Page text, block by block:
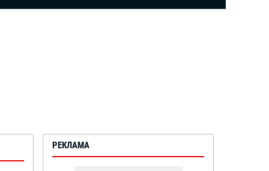
РЕКЛАМА